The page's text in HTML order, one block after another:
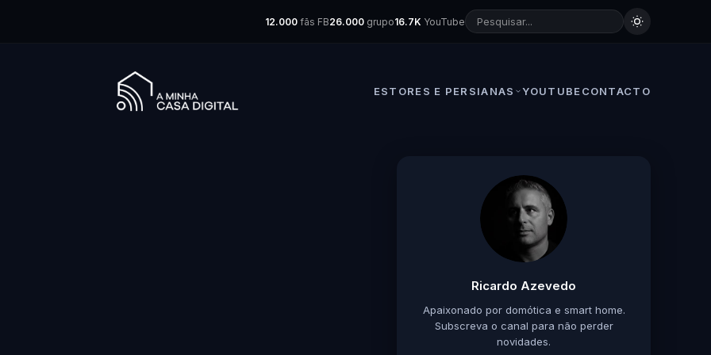
12.000 fãs FB26.000 grupo16.7K YouTube
ESTORES E PERSIANAS YOUTUBE CONTACTO
Ricardo Azevedo
Apaixonado por domótica e smart home.
Subscreva o canal para não perder
novidades.